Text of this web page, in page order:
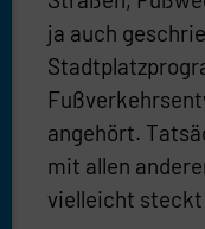
ja auch
angehört.
mit allen
vielleicht